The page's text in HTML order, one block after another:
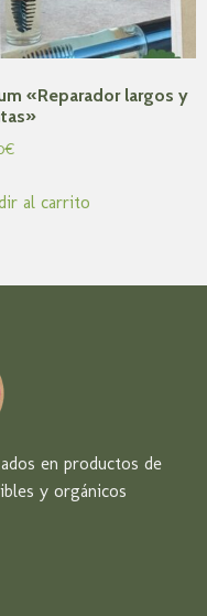
«Reparador largos y
€
al carrito
en productos de
y orgánicos